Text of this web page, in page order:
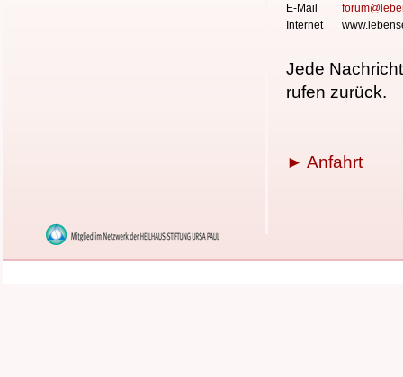
E-Mail
forum@
Internet
Jede
rufen zurück.
► Anfahrt